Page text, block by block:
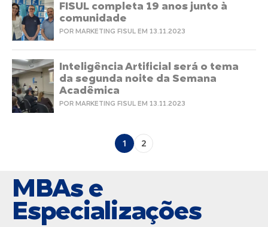
FISUL completa 19 anos junto à
comunidade
POR MARKETING FISUL EM 13.11.2023
Inteligência Artificial será o tema
da segunda noite da Semana
Acadêmica
POR MARKETING FISUL EM 13.11.2023
1 2
MBAs e
Especializações